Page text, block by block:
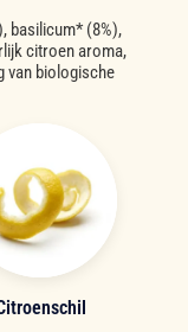
basilicum* (8%),
citroen aroma,
van biologische